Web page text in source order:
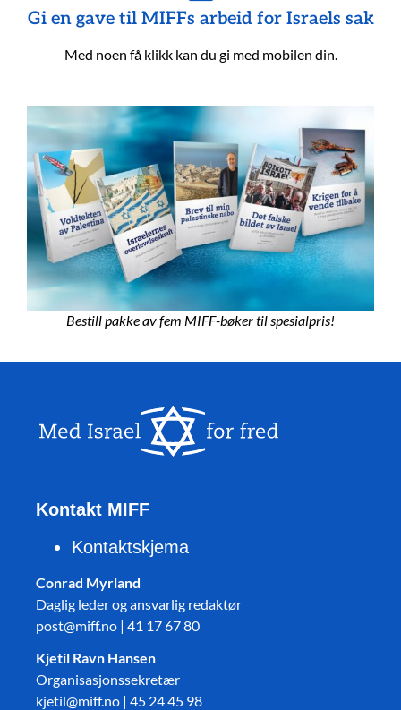
Gi en gave til MIFFs arbeid for Israels sak
Med noen få klikk kan du gi med mobilen din.
Bestill pakke av fem MIFF-bøker til spesialpris!
Kontakt MIFF
Kontaktskjema
Conrad Myrland
Daglig leder og ansvarlig redaktør
post@miff.no | 41 17 67 80
Kjetil Ravn Hansen
Organisasjonssekretær
kjetil@miff.no | 45 24 45 98